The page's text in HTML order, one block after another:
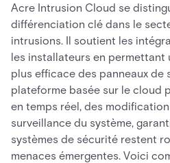
Acre Intrusion Cloud se
différenciation clé dans le
intrusions. Il soutient les
les installateurs en permettant
plus efficace des panneaux de
plateforme basée sur le cloud
en temps réel, des
surveillance du système,
systèmes de sécurité restent
menaces émergentes. Voici